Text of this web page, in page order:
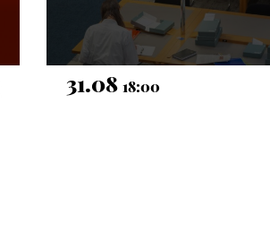
31.0818:00